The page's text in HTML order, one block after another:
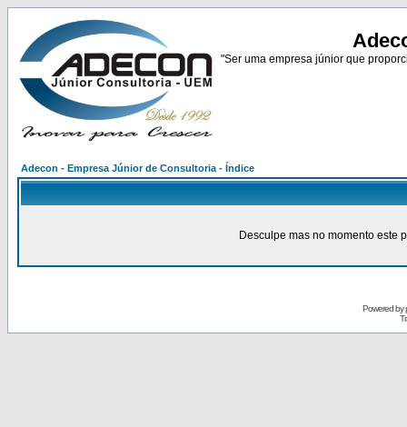
"Ser uma empresa júnior que
Adecon - Empresa Júnior de Consultoria - Índice
Desculpe mas no momento este
Powered by